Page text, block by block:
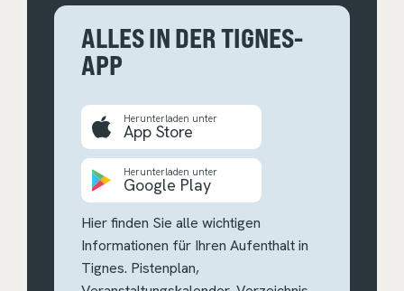
ALLES IN DER TIGNES-
APP
Herunterladen unter
App Store
Herunterladen unter
Google Play
Hier finden Sie alle wichtigen
Informationen für Ihren Aufenthalt in
Tignes. Pistenplan,